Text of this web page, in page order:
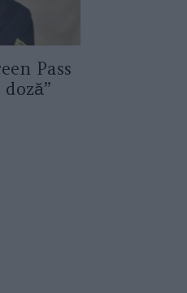
Pass